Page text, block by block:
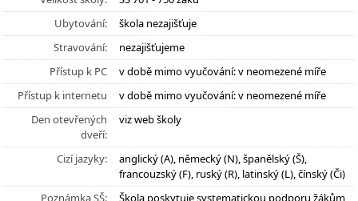
Ubytování:
škola nezajišťuje
Stravování:
nezajišťujeme
Přístup k PC
v době mimo vyučování: v neomezené míře
Přístup k internetu
v době mimo vyučování: v neomezené míře
Den otevřených
dveří:
viz web školy
Cizí jazyky:
anglický (A), německý (N), španělský (Š),
francouzský (F), ruský (R), latinský (L), čínský (Či)
Poznámka SŠ:
Škola poskytuje systematickou podporu žákům